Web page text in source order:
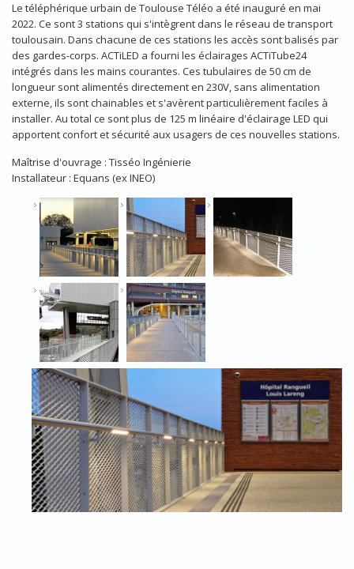
Le téléphérique urbain de Toulouse Téléo a été inauguré en mai
2022. Ce sont 3 stations qui s'intègrent dans le réseau de transport
toulousain. Dans chacune de ces stations les accès sont balisés par
des gardes-corps. ACTiLED a fourni les éclairages ACTiTube24
intégrés dans les mains courantes. Ces tubulaires de 50 cm de
longueur sont alimentés directement en 230V, sans alimentation
externe, ils sont chainables et s'avèrent particulièrement faciles à
installer. Au total ce sont plus de 125 m linéaire d'éclairage LED qui
apportent confort et sécurité aux usagers de ces nouvelles stations.
Maîtrise d'ouvrage : Tisséo Ingénierie
Installateur : Equans (ex INEO)